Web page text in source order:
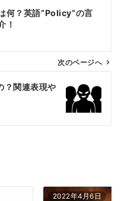
何？英語”Policy”の言
！
次のページへ
？関連表現や
2022年4月6日